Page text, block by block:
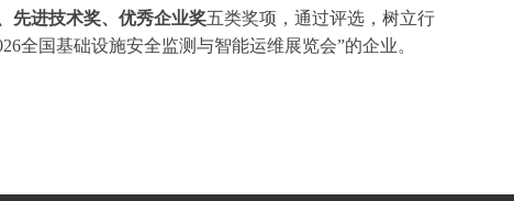
先进技术奖、优秀企业奖五类奖项，通过评选，树立行
全国基础设施安全监测与智能运维展览会”的企业。